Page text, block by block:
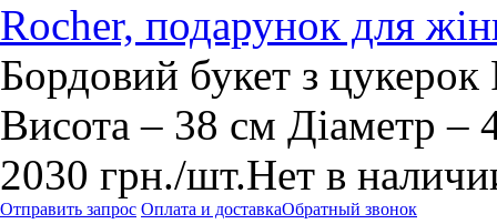
Rocher, подарунок для
Бордовий букет з
Висота – 38 см Діаметр –
2030 грн./шт.Нет в
Отправить запрос Оплата и доставкаОбратный звонок